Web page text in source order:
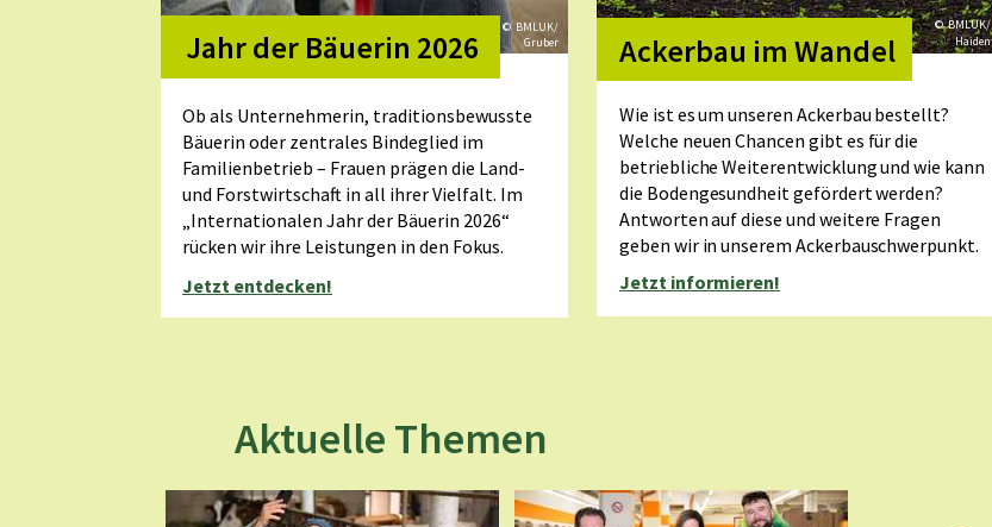
Ob als Unternehmerin, traditionsbewusste
Bäuerin oder zentrales Bindeglied im
Familienbetrieb – Frauen prägen die Land-
und Forstwirtschaft in all ihrer Vielfalt. Im
„Internationalen Jahr der Bäuerin 2026“
rücken wir ihre Leistungen in den Fokus.
Jetzt entdecken!
Jahr der Bäuerin 2026
© BMLUK/
Gruber
Wie ist es um unseren Ackerbau bestellt?
Welche neuen Chancen gibt es für die
betriebliche Weiterentwicklung und wie kann
die Bodengesundheit gefördert werden?
Antworten auf diese und weitere Fragen
geben wir in unserem Ackerbauschwerpunkt.
Ackerbau im Wandel
Jetzt informieren!
© BMLUK/
Haiden
Aktuelle Themen